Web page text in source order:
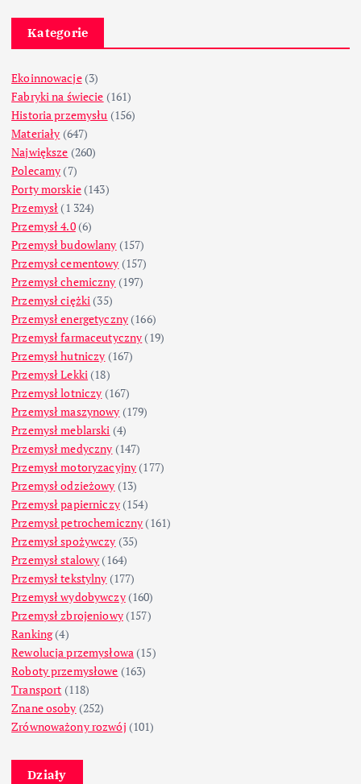
Kategorie
Ekoinnowacje(3)
Fabryki na świecie (161)
Historia przemysłu (156)
Materiały (647)
Największe (260)
Polecamy (7)
Porty morskie(143)
Przemysł (1 324)
Przemysł 4.0(6)
Przemysł budowlany (157)
Przemysł cementowy (157)
Przemysł chemiczny (197)
Przemysł ciężki (35)
Przemysł energetyczny (166)
Przemysł farmaceutyczny (19)
Przemysł hutniczy (167)
Przemysł Lekki (18)
Przemysł lotniczy (167)
Przemysł maszynowy (179)
Przemysł meblarski (4)
Przemysł medyczny (147)
Przemysł motoryzacyjny (177)
Przemysł odzieżowy (13)
Przemysł papierniczy(154)
Przemysł petrochemiczny (161)
Przemysł spożywczy (35)
Przemysł stalowy (164)
Przemysł tekstylny (177)
Przemysł wydobywczy(160)
Przemysł zbrojeniowy(157)
Ranking(4)
Rewolucja przemysłowa (15)
Roboty przemysłowe (163)
Transport (118)
Znane osoby (252)
Zrównoważony rozwój (101)
Działy